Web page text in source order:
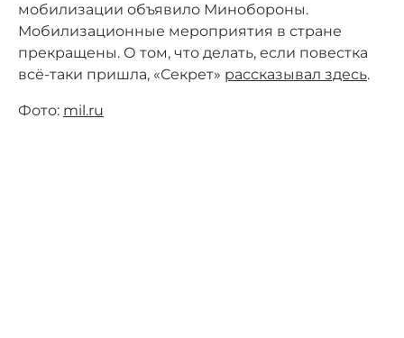
мобилизации объявило Минобороны.
Мобилизационные мероприятия в стране
прекращены. О том, что делать, если повестка
всё-таки пришла, «Секрет» рассказывал здесь.
Фото: mil.ru